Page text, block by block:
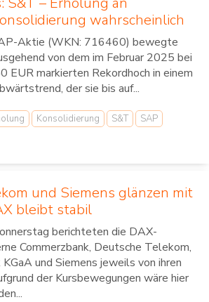
wahrscheinlich
Aktie (WKN: 716460) bewegte
von dem im Februar 2025 bei
EUR markierten Rekordhoch in einem
der sie bis auf...
Konsolidierung S&T
SAP
und Siemens glänzen mit
bleibt stabil
berichteten die DAX-
Commerzbank, Deutsche Telekom,
KGaA und Siemens jeweils von ihren
der Kursbewegungen wäre hier